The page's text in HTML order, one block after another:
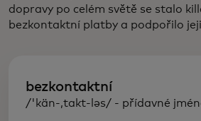
dopravy po celém světě se stalo
bezkontaktní platby a podpořilo
bezkontaktní
/'kän-,takt-ləs/ - přídavné